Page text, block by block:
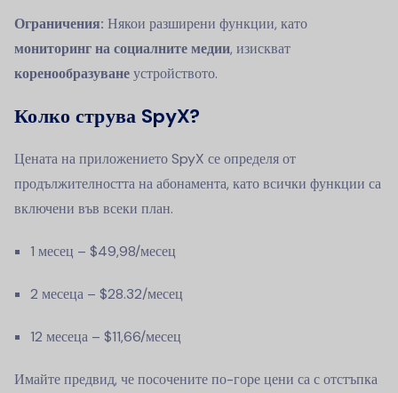
Ограничения: Някои разширени функции, като
мониторинг на социалните медии, изискват
коренообразуванеустройството.
Колко струва SpyX?
Цената на приложението SpyX се определя от
продължителността на абонамента, като всички функции са
включени във всеки план.
1 месец – $49,98/месец
2 месеца – $28.32/месец
12 месеца – $11,66/месец
Имайте предвид, че посочените по-горе цени са с отстъпка